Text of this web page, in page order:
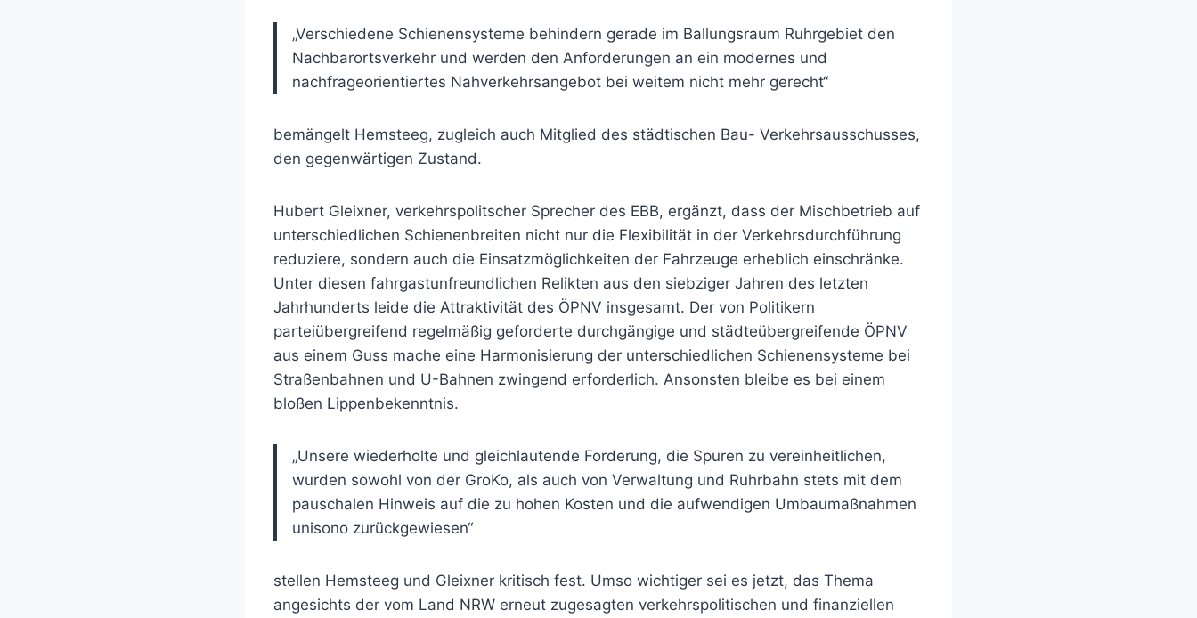
„Verschiedene Schienensysteme behindern gerade im Ballungsraum Ruhrgebiet den
Nachbarortsverkehr und werden den Anforderungen an ein modernes und
nachfrageorientiertes Nahverkehrsangebot bei weitem nicht mehr gerecht“
bemängelt Hemsteeg, zugleich auch Mitglied des städtischen Bau- Verkehrsausschusses,
den gegenwärtigen Zustand.
Hubert Gleixner, verkehrspolitscher Sprecher des EBB, ergänzt, dass der Mischbetrieb auf
unterschiedlichen Schienenbreiten nicht nur die Flexibilität in der Verkehrsdurchführung
reduziere, sondern auch die Einsatzmöglichkeiten der Fahrzeuge erheblich einschränke.
Unter diesen fahrgastunfreundlichen Relikten aus den siebziger Jahren des letzten
Jahrhunderts leide die Attraktivität des ÖPNV insgesamt. Der von Politikern
parteiübergreifend regelmäßig geforderte durchgängige und städteübergreifende ÖPNV
aus einem Guss mache eine Harmonisierung der unterschiedlichen Schienensysteme bei
Straßenbahnen und U-Bahnen zwingend erforderlich. Ansonsten bleibe es bei einem
bloßen Lippenbekenntnis.
„Unsere wiederholte und gleichlautende Forderung, die Spuren zu vereinheitlichen,
wurden sowohl von der GroKo, als auch von Verwaltung und Ruhrbahn stets mit dem
pauschalen Hinweis auf die zu hohen Kosten und die aufwendigen Umbaumaßnahmen
unisono zurückgewiesen“
stellen Hemsteeg und Gleixner kritisch fest. Umso wichtiger sei es jetzt, das Thema
angesichts der vom Land NRW erneut zugesagten verkehrspolitischen und finanziellen